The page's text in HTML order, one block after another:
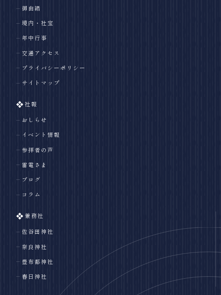
御由緒
境内・社宝
年中行事
交通アクセス
プライバシーポリシー
サイトマップ
社報
おしらせ
イベント情報
参拝者の声
雷電さま
ブログ
コラム
兼務社
佐谷田神社
奈良神社
豊布都神社
春日神社